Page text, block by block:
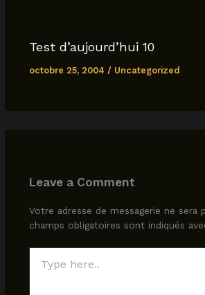
Test d’aujourd’hui 10
octobre 25, 2004 / Uncategorized
Leave a Comment
Votre adresse de messagerie ne sera
champs obligatoires sont indiqués
here..